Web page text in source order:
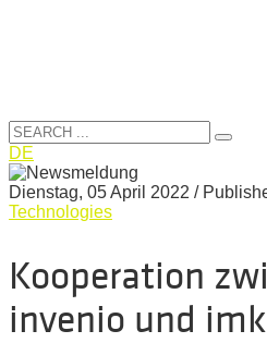
DE
Dienstag, 05 April 2022 /
Technologies
Kooperation
invenio und imk